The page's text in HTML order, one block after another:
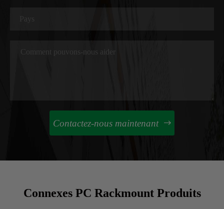
Contactez-nous maintenant 
Connexes PC Rackmount Produits